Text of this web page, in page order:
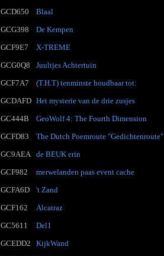
GCD650 Blaal
GCG398 De Kempen
GCF9E7 X-TREME
GCG0Q8 Juultjes Achtertuin
GCF7A7 (T.H.T) tenminste houdbaar tot:
GCDAFD Het mysterie van de drie zusjes
GC444B GeoWolf 4: The Fourth Dimension
GCFD83 The Dutch Poemroute "Gedichtenroute"
GC9AEA de BEUK erin
GCF982 merwelanden paas event cache
GCFA6D 't Zand
GCF162 Alcatraz
GC5611 Del1
GCEDD2 KijkWand